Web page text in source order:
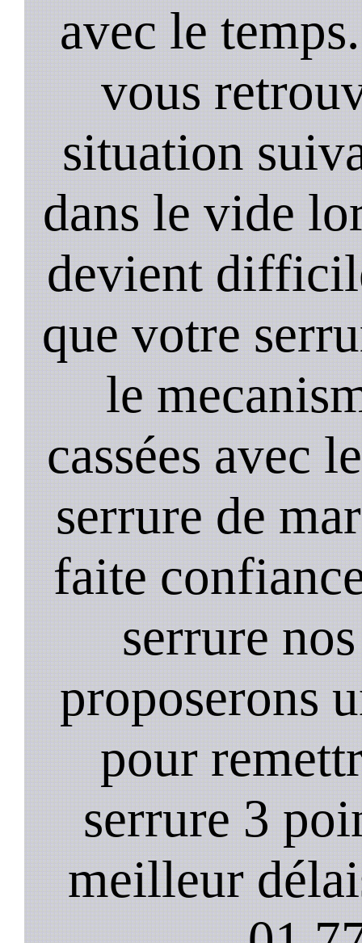
avec le
vous
situation
dans le vide
devient
que votre
le
cassées avec
serrure de
faite
serrure
proposerons
pour
serrure 3
meilleur